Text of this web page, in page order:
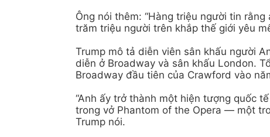
Ông nói thêm: “Hàng triệu người tin
trăm triệu người trên khắp thế giới yêu
Trump mô tả diễn viên sân khấu người
diễn ở Broadway và sân khấu London.
Broadway đầu tiên của Crawford vào
“Anh ấy trở thành một hiện tượng quốc
trong vở Phantom of the Opera — một
Trump nói.